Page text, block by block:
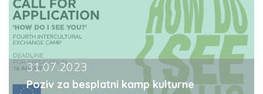
31.07.2023
Poziv za besplatni kamp kulturne